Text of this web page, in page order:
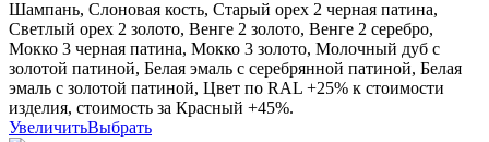
Шампань, Слоновая кость, Старый орех 2 черная патина,
Светлый орех 2 золото, Венге 2 золото, Венге 2 серебро,
Мокко 3 черная патина, Мокко 3 золото, Молочный дуб с
золотой патиной, Белая эмаль с серебрянной патиной, Белая
эмаль с золотой патиной, Цвет по RAL +25% к стоимости
изделия, стоимость за Красный +45%.
УвеличитьВыбрать